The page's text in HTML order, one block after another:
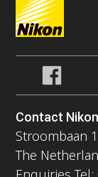
Contact
Stroombaan
The